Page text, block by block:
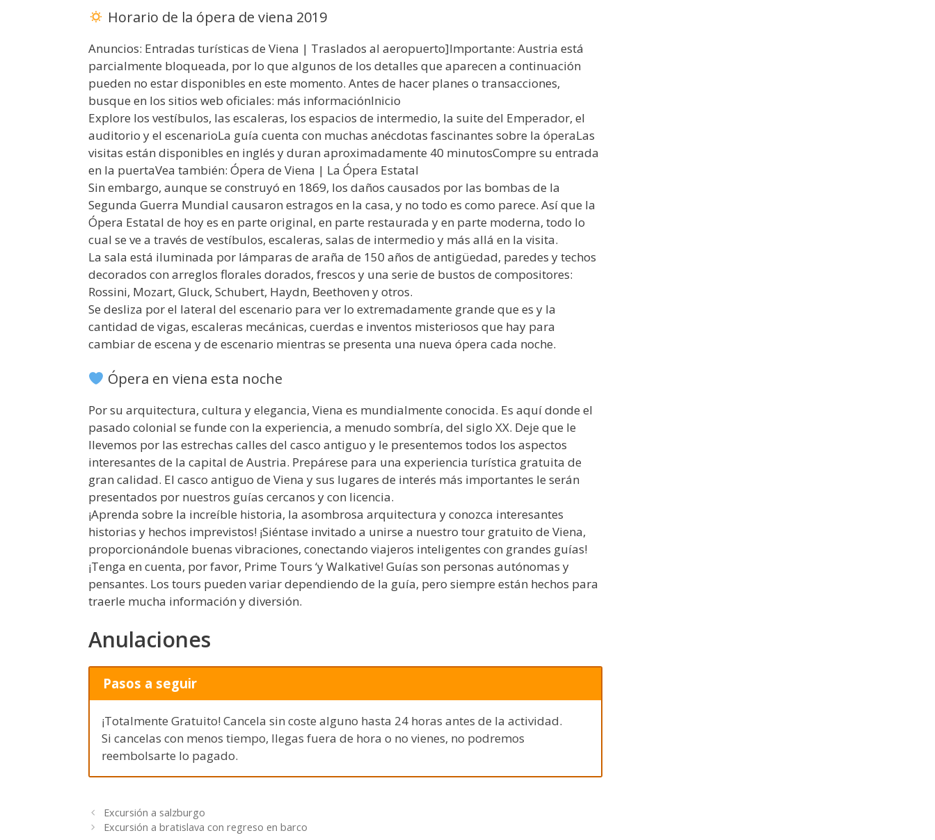
Horario de la ópera de viena 2019
Anuncios: Entradas turísticas de Viena | Traslados al aeropuerto]Importante: Austria está
parcialmente bloqueada, por lo que algunos de los detalles que aparecen a continuación
pueden no estar disponibles en este momento. Antes de hacer planes o transacciones,
busque en los sitios web oficiales: más informaciónInicio
Explore los vestíbulos, las escaleras, los espacios de intermedio, la suite del Emperador, el
auditorio y el escenarioLa guía cuenta con muchas anécdotas fascinantes sobre la óperaLas
visitas están disponibles en inglés y duran aproximadamente 40 minutosCompre su entrada
en la puertaVea también: Ópera de Viena | La Ópera Estatal
Sin embargo, aunque se construyó en 1869, los daños causados por las bombas de la
Segunda Guerra Mundial causaron estragos en la casa, y no todo es como parece. Así que la
Ópera Estatal de hoy es en parte original, en parte restaurada y en parte moderna, todo lo
cual se ve a través de vestíbulos, escaleras, salas de intermedio y más allá en la visita.
La sala está iluminada por lámparas de araña de 150 años de antigüedad, paredes y techos
decorados con arreglos florales dorados, frescos y una serie de bustos de compositores:
Rossini, Mozart, Gluck, Schubert, Haydn, Beethoven y otros.
Se desliza por el lateral del escenario para ver lo extremadamente grande que es y la
cantidad de vigas, escaleras mecánicas, cuerdas e inventos misteriosos que hay para
cambiar de escena y de escenario mientras se presenta una nueva ópera cada noche.
Ópera en viena esta noche
Por su arquitectura, cultura y elegancia, Viena es mundialmente conocida. Es aquí donde el
pasado colonial se funde con la experiencia, a menudo sombría, del siglo XX. Deje que le
llevemos por las estrechas calles del casco antiguo y le presentemos todos los aspectos
interesantes de la capital de Austria. Prepárese para una experiencia turística gratuita de
gran calidad. El casco antiguo de Viena y sus lugares de interés más importantes le serán
presentados por nuestros guías cercanos y con licencia.
¡Aprenda sobre la increíble historia, la asombrosa arquitectura y conozca interesantes
historias y hechos imprevistos! ¡Siéntase invitado a unirse a nuestro tour gratuito de Viena,
proporcionándole buenas vibraciones, conectando viajeros inteligentes con grandes guías!
¡Tenga en cuenta, por favor, Prime Tours ‘y Walkative! Guías son personas autónomas y
pensantes. Los tours pueden variar dependiendo de la guía, pero siempre están hechos para
traerle mucha información y diversión.
Anulaciones
Pasos a seguir
¡Totalmente Gratuito! Cancela sin coste alguno hasta 24 horas antes de la actividad.
Si cancelas con menos tiempo, llegas fuera de hora o no vienes, no podremos
reembolsarte lo pagado.
Excursión a salzburgo
Excursión a bratislava con regreso en barco